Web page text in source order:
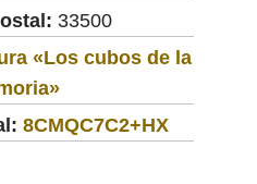
33500
«Los cubos de la
8CMQC7C2+HX